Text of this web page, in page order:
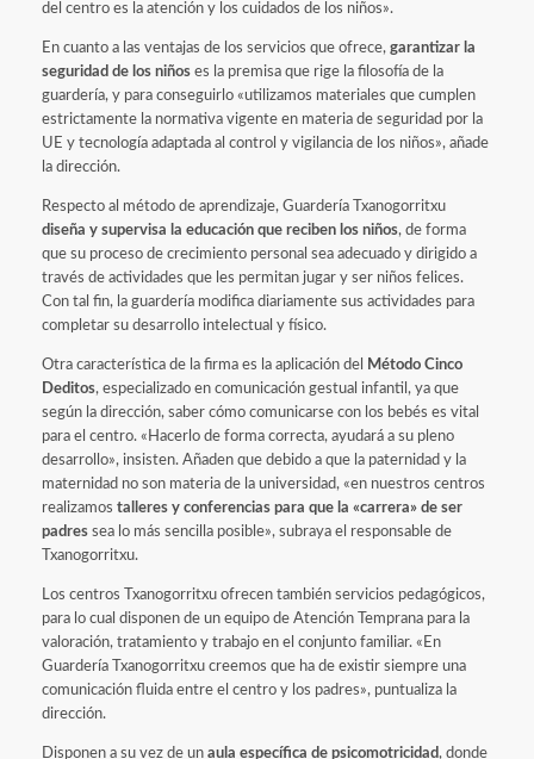
del centro es la atención y los cuidados de los niños».
En cuanto a las ventajas de los servicios que ofrece, garantizar la
seguridad de los niños es la premisa que rige la filosofía de la
guardería, y para conseguirlo «utilizamos materiales que cumplen
estrictamente la normativa vigente en materia de seguridad por la
UE y tecnología adaptada al control y vigilancia de los niños», añade
la dirección.
Respecto al método de aprendizaje, Guardería Txanogorritxu
diseña y supervisa la educación que reciben los niños, de forma
que su proceso de crecimiento personal sea adecuado y dirigido a
través de actividades que les permitan jugar y ser niños felices.
Con tal fin, la guardería modifica diariamente sus actividades para
completar su desarrollo intelectual y físico.
Otra característica de la firma es la aplicación del
Método Cinco
Deditos, especializado en comunicación gestual infantil, ya que
según la dirección, saber cómo comunicarse con los bebés es vital
para el centro. «Hacerlo de forma correcta, ayudará a su pleno
desarrollo», insisten. Añaden que debido a que la paternidad y la
maternidad no son materia de la universidad, «en nuestros centros
realizamos talleres y conferencias para que la «carrera» de ser
padres sea lo más sencilla posible», subraya el responsable de
Txanogorritxu.
Los centros Txanogorritxu ofrecen también servicios pedagógicos,
para lo cual disponen de un equipo de Atención Temprana para la
valoración, tratamiento y trabajo en el conjunto familiar. «En
Guardería Txanogorritxu creemos que ha de existir siempre una
comunicación fluida entre el centro y los padres», puntualiza la
dirección.
Disponen a su vez de un aula específica de psicomotricidad, donde